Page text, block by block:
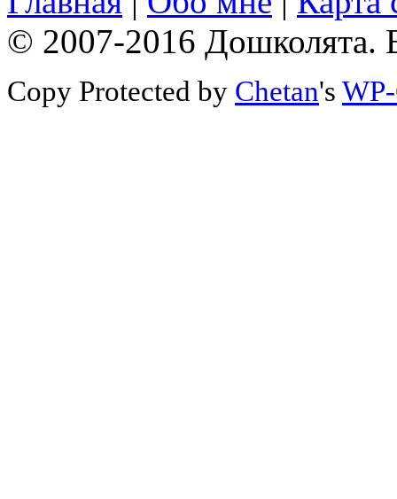
© 2007-2016 Дошколята.
Copy Protected by Chetan's